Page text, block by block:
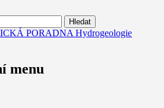
PORADNA Hydrogeologie
menu